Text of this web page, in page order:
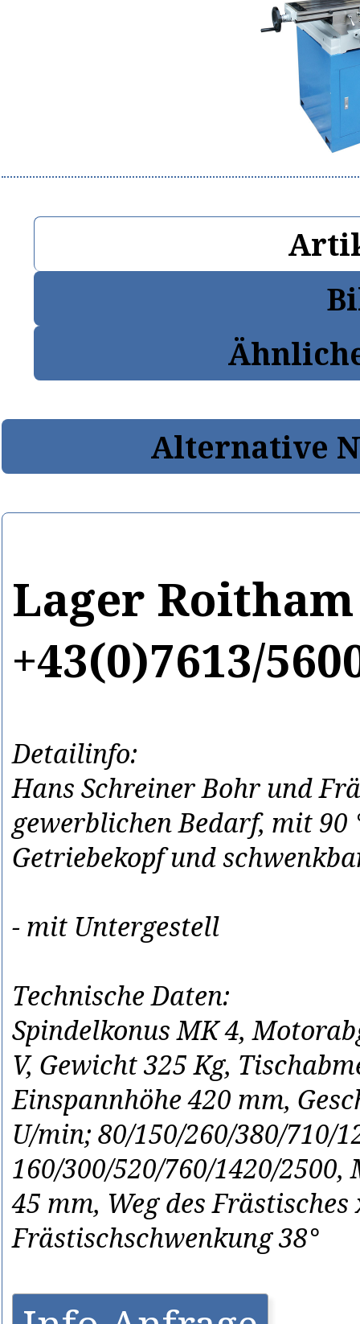
Alternative
Lager Roitham
+43(0)7613/
Detailinfo:
Hans Schreiner Bohr und
gewerblichen Bedarf, mit 90
Getriebekopf und
- mit Untergestell
Technische Daten:
Spindelkonus MK 4,
V, Gewicht 325 Kg,
Einspannhöhe 420 mm,
U/min; 80/150/260/380/710/
160/300/520/760/1420/
45 mm, Weg des
Frästischschwenkung 38°